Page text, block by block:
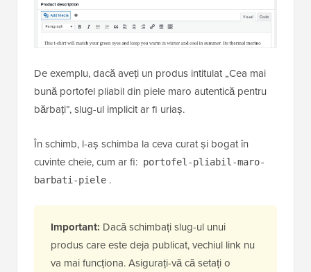
De exemplu, dacă aveți un produs intitulat „Cea mai
bună portofel pliabil din piele maro autentică pentru
bărbați”, slug-ul implicit ar fi uriaș.
În schimb, l-aș schimba la ceva curat și bogat în
cuvinte cheie, cum ar fi: portofel-pliabil-maro-
barbati-piele .
Important: Dacă schimbați slug-ul unui
produs care este deja publicat, vechiul link nu
va mai funcționa. Asigurați-vă că setați o